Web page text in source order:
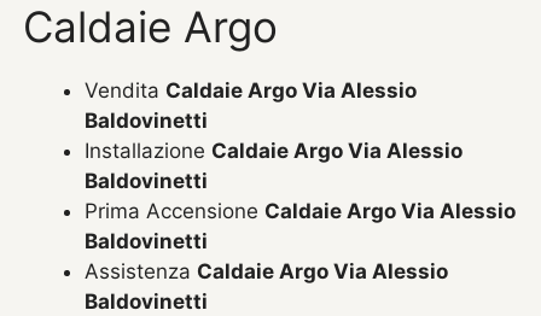
Caldaie Argo
Vendita Caldaie Argo Via Alessio
Baldovinetti
Installazione Caldaie Argo Via Alessio
Baldovinetti
Prima Accensione Caldaie Argo Via Alessio
Baldovinetti
Assistenza Caldaie Argo Via Alessio
Baldovinetti